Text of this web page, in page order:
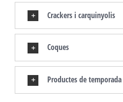
Crackers i carquinyolis
Coques
Productes de temporada